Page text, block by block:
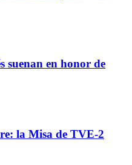
suenan en honor de
la Misa de TVE-2